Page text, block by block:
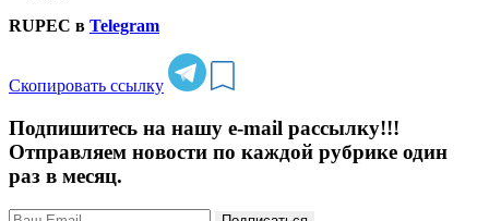
RUPEC в Telegram
Скопировать ссылку
Подпишитесь на нашу e-mail рассылку!!!
Отправляем новости по каждой рубрике один
раз в месяц.